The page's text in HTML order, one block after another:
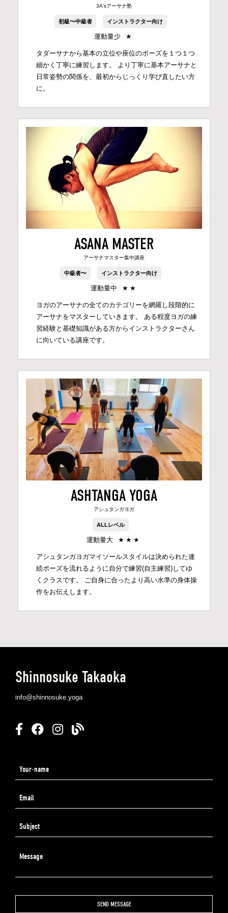
3A'sアーサナ塾
初級〜中級者 インストラクター向け
運動量少 ★
タダーサナから基本の立位や座位のポーズを１つ１つ
細かく丁寧に練習します。 より丁寧に基本アーサナと
日常姿勢の関係を、最初からじっくり学び直したい方
に。
ASANA MASTER
アーサナマスター集中講座
中級者〜 インストラクター向け
運動量中 ★ ★
ヨガのアーサナの全てのカテゴリーを網羅し段階的に
アーサナをマスターしていきます。 ある程度ヨガの練
習経験と基礎知識がある方からインストラクターさん
に向いている講座です。
ASHTANGA YOGA
アシュタンガヨガ
ALLレベル
運動量大 ★ ★ ★
アシュタンガヨガマイソールスタイルは決められた連
続ポーズを流れるように自分で練習(自主練習)してゆ
くクラスです。 ご自身に合ったより高い水準の身体操
作をお伝えします。
Shinnosuke Takaoka
info@shinnosuke.yoga